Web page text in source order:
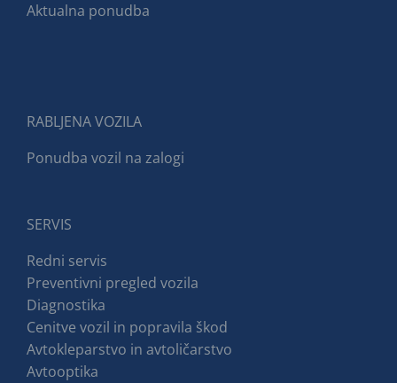
Aktualna ponudba
RABLJENA VOZILA
Ponudba vozil na zalogi
SERVIS
Redni servis
Preventivni pregled vozila
Diagnostika
Cenitve vozil in popravila škod
Avtokleparstvo in avtoličarstvo
Avtooptika